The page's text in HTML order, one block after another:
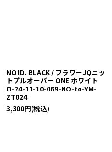
NO ID. BLACK / フラワーJQニッ
トプルオーバー ONE ホワイト
O-24-11-10-069-NO-to-YM-
ZT024
3,300円(税込)